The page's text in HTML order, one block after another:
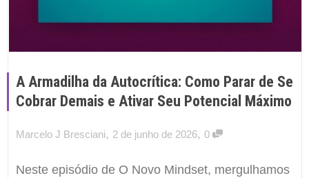
A Armadilha da Autocrítica: Como Parar de Se
Cobrar Demais e Ativar Seu Potencial Máximo
Marcelo J Bresciani, 2 de junho de 2026, 0
Neste episódio de O Novo Mindset, mergulhamos